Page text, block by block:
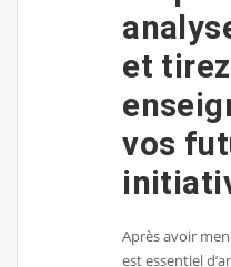
et
vos
Après avoir
est essentiel